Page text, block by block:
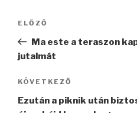
Bejegyzés
Korábbi
bejegyzés
ELŐZŐ
Ma este a teraszon
jutalmát
Következő
bejegyzés
KÖVETKEZŐ
Ezután a piknik után